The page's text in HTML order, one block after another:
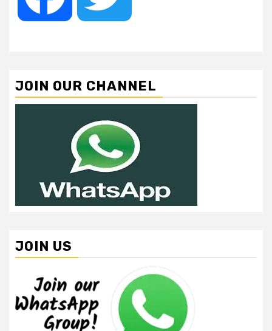
JOIN OUR CHANNEL
JOIN US